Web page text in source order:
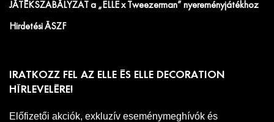
JÁTÉKSZABÁLYZAT a „ELLE x Tweezerman” nyereményjátékhoz
Hirdetési ÁSZF
IRATKOZZ FEL AZ ELLE ÉS ELLE DECORATION
HÍRLEVELÉRE!
Előfizetői akciók, exkluzív eseménymeghívók és